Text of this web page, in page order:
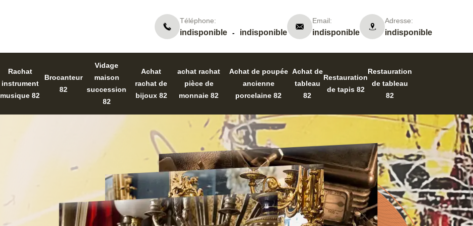
Téléphone:
indisponible - indisponible
Email:
indisponible
Adresse:
indisponible
Rachat
instrument
musique 82
Brocanteur
82
Vidage
maison
succession
82
Achat
rachat de
bijoux 82
achat rachat
pièce de
monnaie 82
Achat de poupée
ancienne
porcelaine 82
Achat de
tableau
82
Restauration
de tapis 82
Restauration
de tableau
82